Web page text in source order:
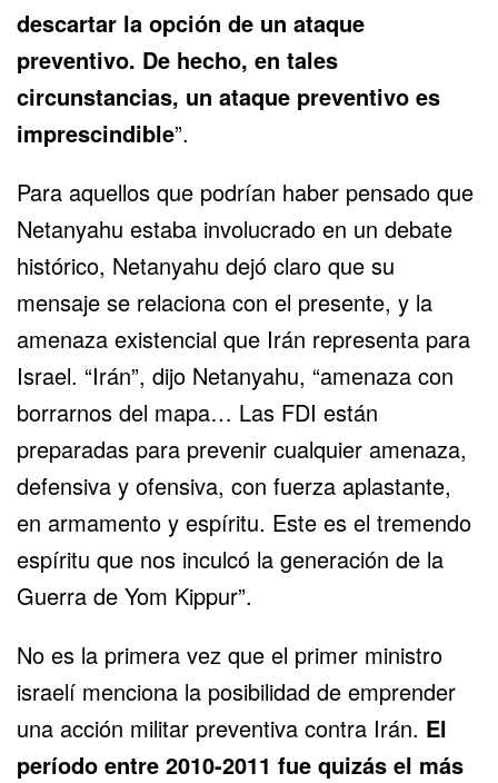
descartar la opción de un ataque
preventivo. De hecho, en tales
circunstancias, un ataque preventivo es
imprescindible”.
Para aquellos que podrían haber pensado que
Netanyahu estaba involucrado en un debate
histórico, Netanyahu dejó claro que su
mensaje se relaciona con el presente, y la
amenaza existencial que Irán representa para
Israel. “Irán”, dijo Netanyahu, “amenaza con
borrarnos del mapa… Las FDI están
preparadas para prevenir cualquier amenaza,
defensiva y ofensiva, con fuerza aplastante,
en armamento y espíritu. Este es el tremendo
espíritu que nos inculcó la generación de la
Guerra de Yom Kippur”.
No es la primera vez que el primer ministro
israelí menciona la posibilidad de emprender
una acción militar preventiva contra Irán. El
período entre 2010-2011 fue quizás el más